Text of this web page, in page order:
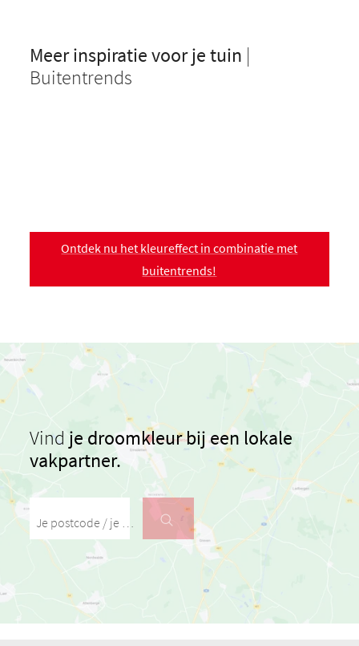
Meer inspiratie voor je tuin |
Buitentrends
Ontdek nu het kleureffect in combinatie met
buitentrends!
Vind je droomkleur bij een lokale
vakpartner.